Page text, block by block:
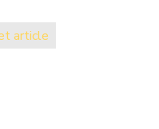
article